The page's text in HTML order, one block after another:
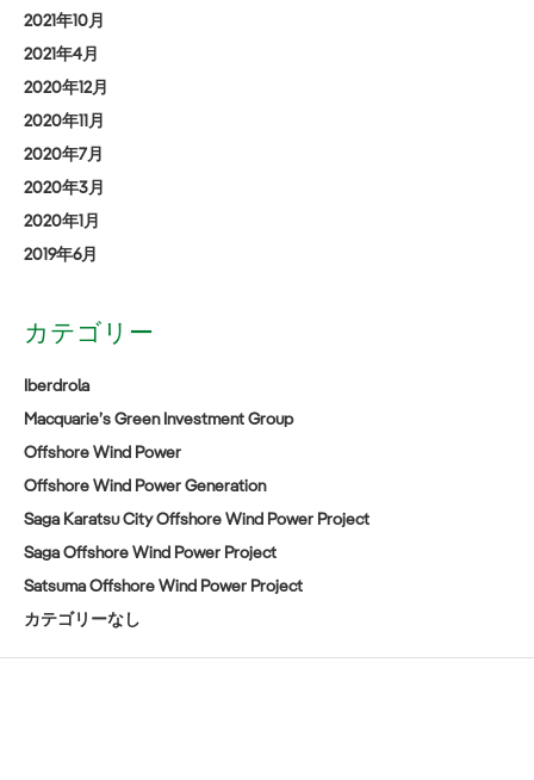
2021年10月
2021年4月
2020年12月
2020年11月
2020年7月
2020年3月
2020年1月
2019年6月
カテゴリー
Iberdrola
Macquarie’s Green Investment Group
Offshore Wind Power
Offshore Wind Power Generation
Saga Karatsu City Offshore Wind Power Project
Saga Offshore Wind Power Project
Satsuma Offshore Wind Power Project
カテゴリーなし